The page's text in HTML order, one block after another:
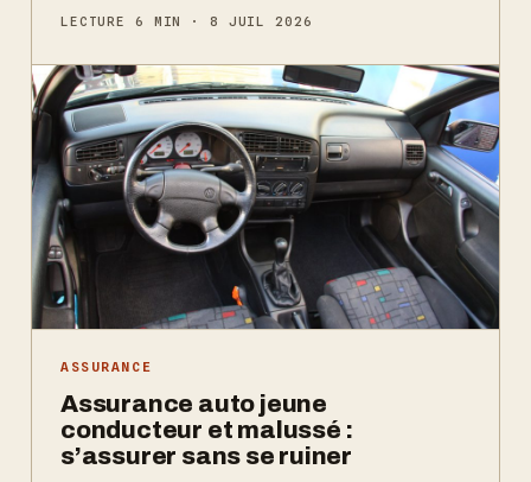
LECTURE 6 MIN · 8 JUIL 2026
ASSURANCE
Assurance auto jeune
conducteur et malussé :
s’assurer sans se ruiner